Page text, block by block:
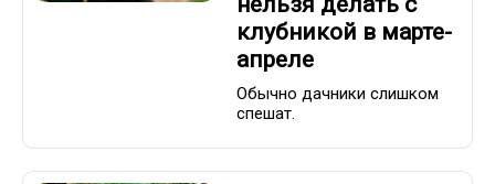
клубникой в марте-
апреле
Обычно дачники слишком
спешат.